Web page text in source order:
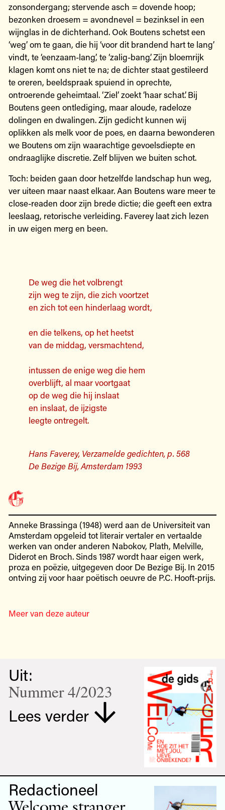
zonsondergang; stervende asch = dovende hoop;
bezonken droesem = avondnevel = bezinksel in een
wijnglas in de dichterhand. Ook Boutens schetst een
‘weg’ om te gaan, die hij ‘voor dit brandend hart te lang’
vindt, te ‘eenzaam-lang’, te ‘zalig-bang’. Zijn bloemrijk
klagen komt ons niet te na; de dichter staat gestileerd
te oreren, beeldspraak spuiend in oprechte,
ontroerende geheimtaal. ‘Ziel’ zoekt ‘haar schat’. Bij
Boutens geen ontlediging, maar aloude, radeloze
dolingen en dwalingen. Zijn gedicht kunnen wij
oplikken als melk voor de poes, en daarna bewonderen
we Boutens om zijn waarachtige gevoelsdiepte en
ondraaglijke discretie. Zelf blijven we buiten schot.
Toch: beiden gaan door hetzelfde landschap hun weg,
ver uiteen maar naast elkaar. Aan Boutens ware meer te
close-readen door zijn brede dictie; die geeft een extra
leeslaag, retorische verleiding. Faverey laat zich lezen
in uw eigen merg en been.
De weg die het volbrengt
zijn weg te zijn, die zich voortzet
en zich tot een hinderlaag wordt,
en die telkens, op het heetst
van de middag, versmachtend,
intussen de enige weg die hem
overblijft, al maar voortgaat
op de weg die hij inslaat
en inslaat, de ijzigste
leegte ontregelt.
Hans Faverey, Verzamelde gedichten, p. 568
De Bezige Bij, Amsterdam 1993
Anneke Brassinga (1948) werd aan de Universiteit van
Amsterdam opgeleid tot literair vertaler en vertaalde
werken van onder anderen Nabokov, Plath, Melville,
Diderot en Broch. Sinds 1987 wordt haar eigen werk,
proza en poëzie, uitgegeven door De Bezige Bij. In 2015
ontving zij voor haar poëtisch oeuvre de P.C. Hooft-prijs.
Meer van deze auteur
Uit:
Nummer 4/2023
Lees verder
Redactioneel